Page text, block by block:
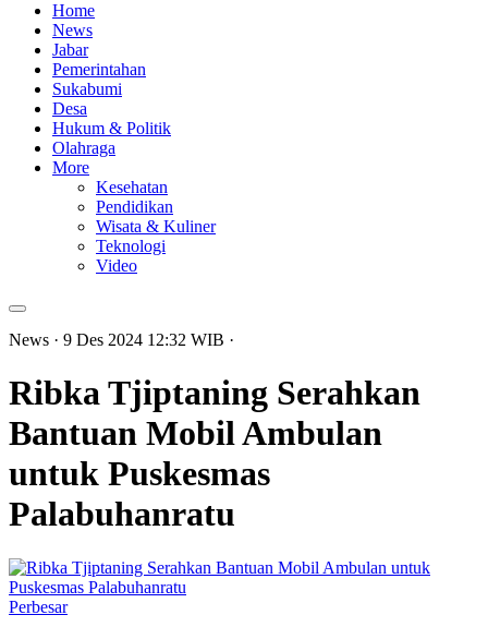
Home
News
Jabar
Pemerintahan
Sukabumi
Desa
Hukum & Politik
Olahraga
More
Kesehatan
Pendidikan
Wisata & Kuliner
Teknologi
Video
News · 9 Des 2024 12:32 WIB ·
Ribka Tjiptaning Serahkan
Bantuan Mobil Ambulan
untuk Puskesmas
Palabuhanratu
Perbesar